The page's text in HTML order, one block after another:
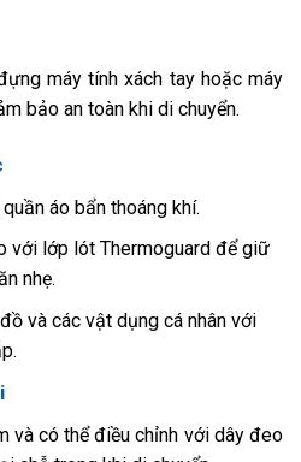
máy tính xách tay hoặc máy
bảo an toàn khi di chuyển.
áo bẩn thoáng khí.
với lớp lót Thermoguard để giữ
nhẹ.
và các vật dụng cá nhân với
và có thể điều chỉnh với dây đeo